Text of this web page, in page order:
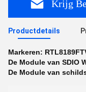
Krijg
Productdetails
Markeren:
De Module van SDIO
De Module van